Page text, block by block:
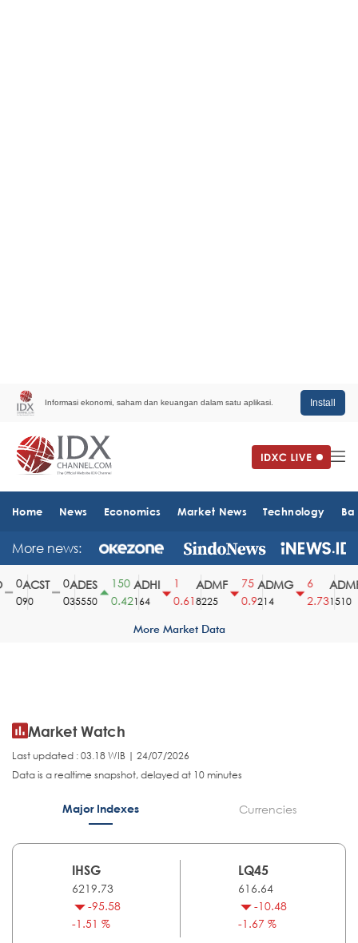
Informasi ekonomi, saham dan keuangan dalam satu aplikasi. Install
Home News Economics Market News Technology
More news:
ACST
90
ADES
35550
150
0.42
ADHI
164
0.61
ADMF
8225
75
0.9
ADMG
214
2.73
ADMR
1510
More Market Data
Market Watch
Last updated : 03.18 WIB | 24/07/2026
Data is a realtime snapshot, delayed at 10 minutes
Major Indexes Currencies
IHSG
6219.73
-95.58
-1.51 %
LQ45
616.64
-10.48
-1.67 %